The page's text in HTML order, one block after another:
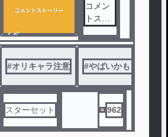
ノベ
ル
コメン
トスト
#オリキャラ注意 #やばいかも？
スターセット 962